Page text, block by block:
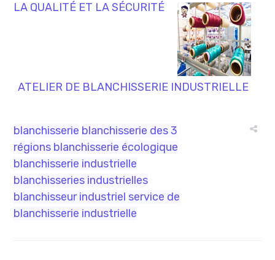
LA QUALITÉ ET LA SÉCURITÉ
ATELIER DE BLANCHISSERIE INDUSTRIELLE
blanchisserie blanchisserie des 3
régions blanchisserie écologique
blanchisserie industrielle
blanchisseries industrielles
blanchisseur industriel service de
blanchisserie industrielle